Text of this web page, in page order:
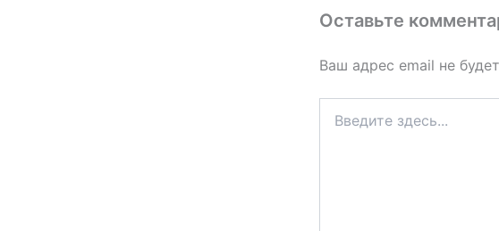
Оставьте
Ваш адрес email не
здесь...